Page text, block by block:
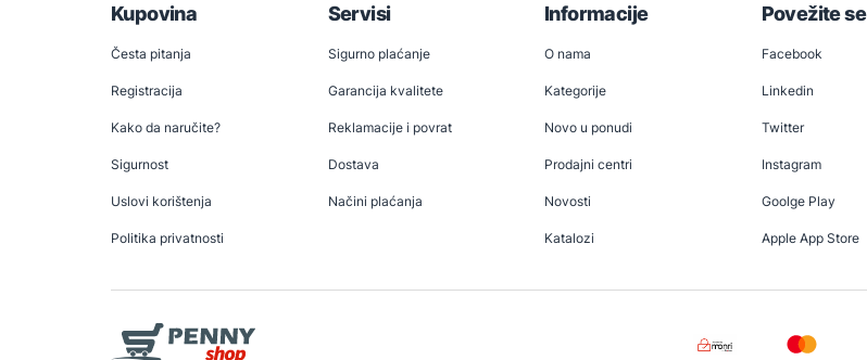
Kupovina
Česta pitanja
Registracija
Kako da naručite?
Sigurnost
Uslovi korištenja
Politika privatnosti
Servisi
Sigurno plaćanje
Garancija kvalitete
Reklamacije i povrat
Dostava
Načini plaćanja
Informacije
O nama
Kategorije
Novo u ponudi
Prodajni centri
Novosti
Katalozi
Povežite se
Facebook
Linkedin
Twitter
Instagram
Goolge Play
Apple App Store